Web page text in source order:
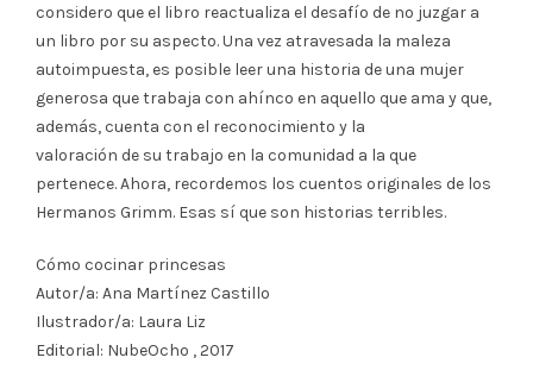
considero que el libro reactualiza el desafío de no juzgar a
un libro por su aspecto. Una vez atravesada la maleza
autoimpuesta, es posible leer una historia de una mujer
generosa que trabaja con ahínco en aquello que ama y que,
además, cuenta con el reconocimiento y la
valoración de su trabajo en la comunidad a la que
pertenece. Ahora, recordemos los cuentos originales de los
Hermanos Grimm. Esas sí que son historias terribles.
Cómo cocinar princesas
Autor/a: Ana Martínez Castillo
Ilustrador/a: Laura Liz
Editorial: NubeOcho , 2017